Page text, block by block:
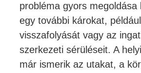
probléma gyors megoldása
egy további károkat,
visszafolyását vagy az
szerkezeti sérüléseit. A
már ismerik az utakat, a